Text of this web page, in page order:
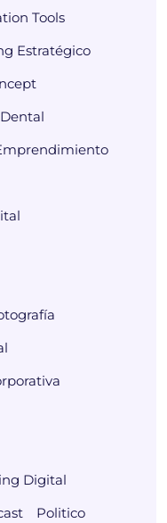
Tools
Estratégico
Dental
Digital
Politico